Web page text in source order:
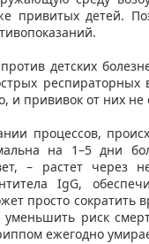
привитых детей.
детских
и прививок от них
процессов,
на 1–5 дни
– растет через
IgG,
просто сократить
уменьшить риск
ежегодно